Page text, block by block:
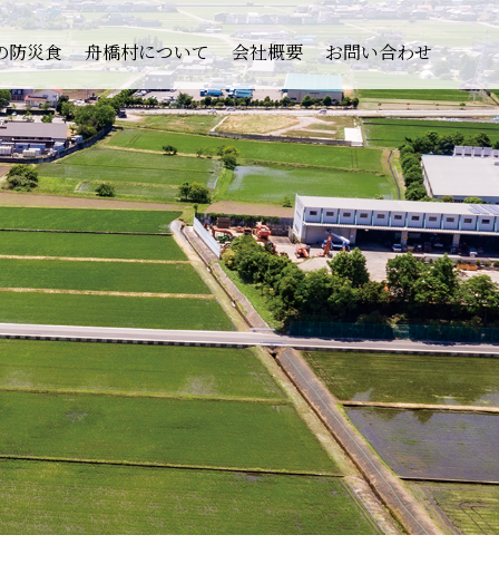
防災食 舟橋村について 会社概要 お問い合わせ